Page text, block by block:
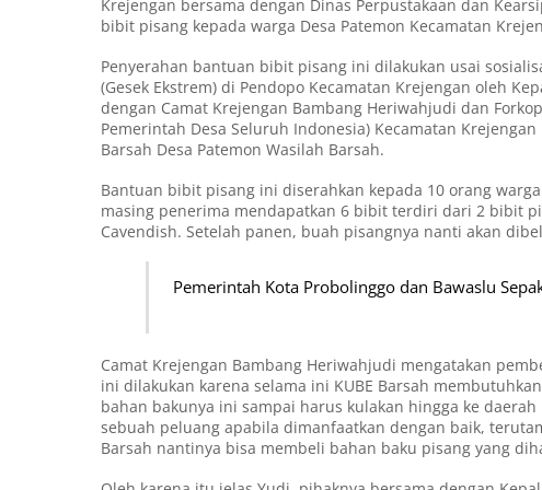
Krejengan bersama dengan Dinas Perpustakaan dan
bibit pisang kepada warga Desa Patemon Kecamatan
Penyerahan bantuan bibit pisang ini dilakukan usai
(Gesek Ekstrem) di Pendopo Kecamatan Krejengan oleh
dengan Camat Krejengan Bambang Heriwahjudi dan
Pemerintah Desa Seluruh Indonesia) Kecamatan
Barsah Desa Patemon Wasilah Barsah.
Bantuan bibit pisang ini diserahkan kepada 10 orang
masing penerima mendapatkan 6 bibit terdiri dari 2 bibit
Cavendish. Setelah panen, buah pisangnya nanti akan
Pemerintah Kota Probolinggo dan Bawaslu
Camat Krejengan Bambang Heriwahjudi mengatakan
ini dilakukan karena selama ini KUBE Barsah
bahan bakunya ini sampai harus kulakan hingga ke
sebuah peluang apabila dimanfaatkan dengan baik,
Barsah nantinya bisa membeli bahan baku pisang yang